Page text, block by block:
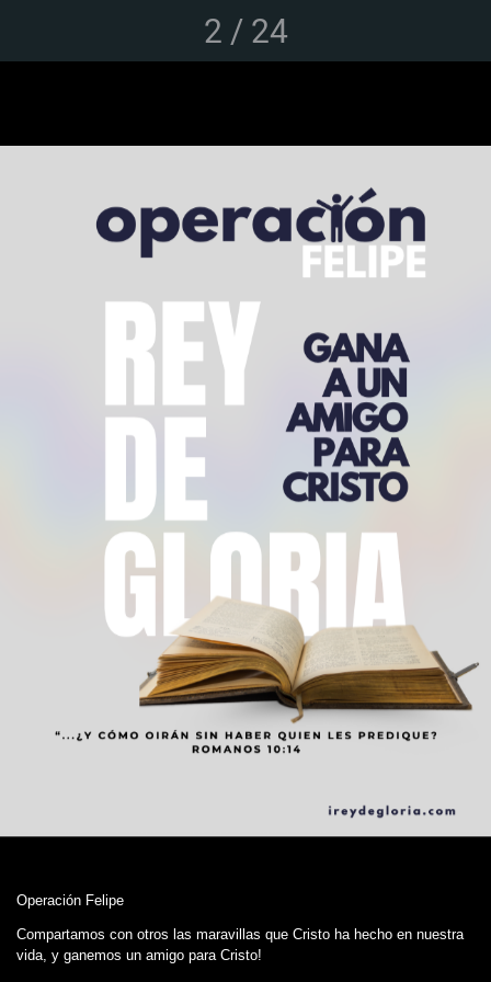
2 / 24
Operación Felipe
Compartamos con otros las maravillas que Cristo ha hecho en nuestra
vida, y ganemos un amigo para Cristo!